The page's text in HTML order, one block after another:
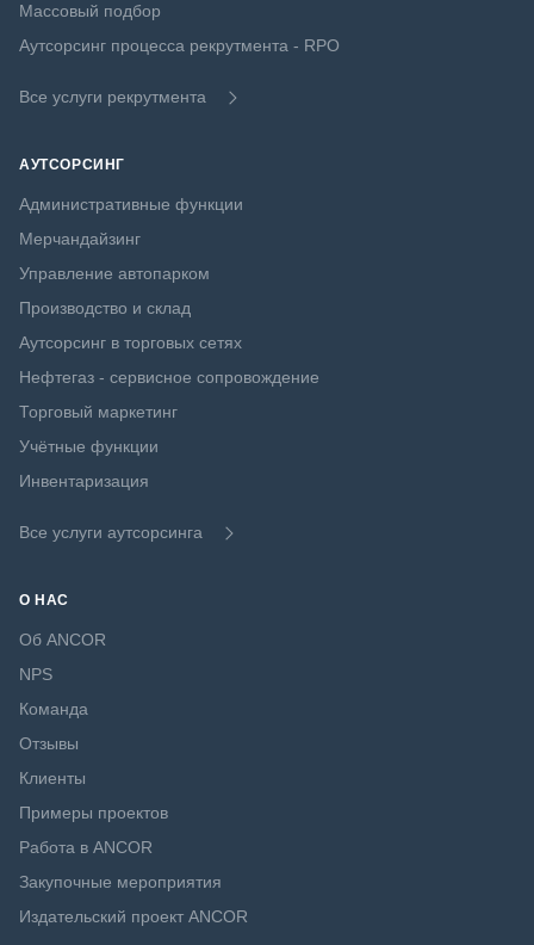
Массовый подбор
Аутсорсинг процесса рекрутмента - RPO
Все услуги рекрутмента
АУТСОРСИНГ
Административные функции
Мерчандайзинг
Управление автопарком
Производство и склад
Аутсорсинг в торговых сетях
Нефтегаз - сервисное сопровождение
Торговый маркетинг
Учётные функции
Инвентаризация
Все услуги аутсорсинга
О НАС
Об ANCOR
NPS
Команда
Отзывы
Клиенты
Примеры проектов
Работа в ANCOR
Закупочные мероприятия
Издательский проект ANCOR